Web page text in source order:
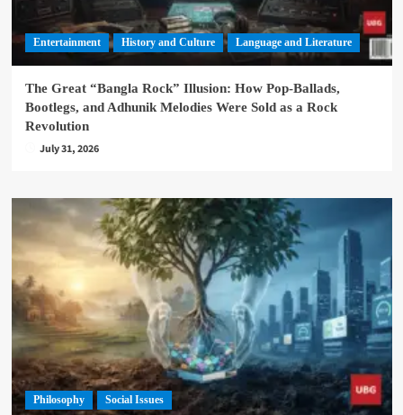
Entertainment History and Culture Language and Literature
The Great “Bangla Rock” Illusion: How Pop-Ballads,
Bootlegs, and Adhunik Melodies Were Sold as a Rock
Revolution
July 31, 2026
Philosophy Social Issues